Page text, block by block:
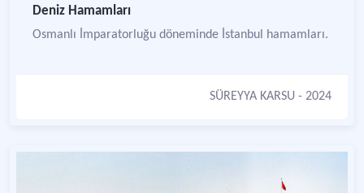
Deniz Hamamları
Osmanlı İmparatorluğu döneminde İstanbul hamamları.
SÜREYYA KARSU - 2024